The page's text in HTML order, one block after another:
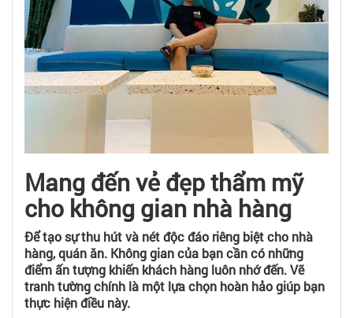
Mang đến vẻ đẹp thẩm mỹ
cho không gian nhà hàng
Để tạo sự thu hút và nét độc đáo riêng biệt cho nhà
hàng, quán ăn. Không gian của bạn cần có những
điểm ấn tượng khiến khách hàng luôn nhớ đến. Vẽ
tranh tường chính là một lựa chọn hoàn hảo giúp bạn
thực hiện điều này.